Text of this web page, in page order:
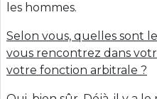
les hommes.
Selon vous, quelles sont
vous rencontrez dans
votre fonction arbitrale ?